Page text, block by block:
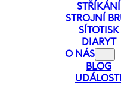
STŘÍKÁNÍ
STROJNÍ
SÍTOTISK
DIARYT
O NÁS
BLOG
UDÁLOSTI